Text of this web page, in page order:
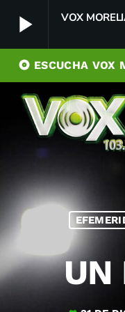
play_arrow VOX
play_arrow VOX
Player Debug
pushFeed =
newFeedReading = REITERATE -
album ESCUCHA VOX
UN